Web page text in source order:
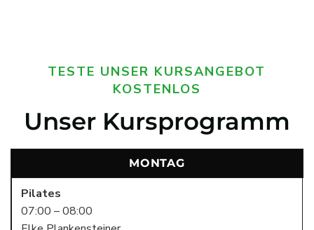
TESTE UNSER KURSANGEBOT
KOSTENLOS
Unser Kursprogramm
MONTAG
Pilates
07:00 – 08:00